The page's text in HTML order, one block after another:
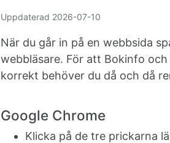
Uppdaterad 2026-07-10
När du går in på en webbsida
webbläsare. För att Bokinfo
korrekt behöver du då och då
Google Chrome
Klicka på de tre prickarna